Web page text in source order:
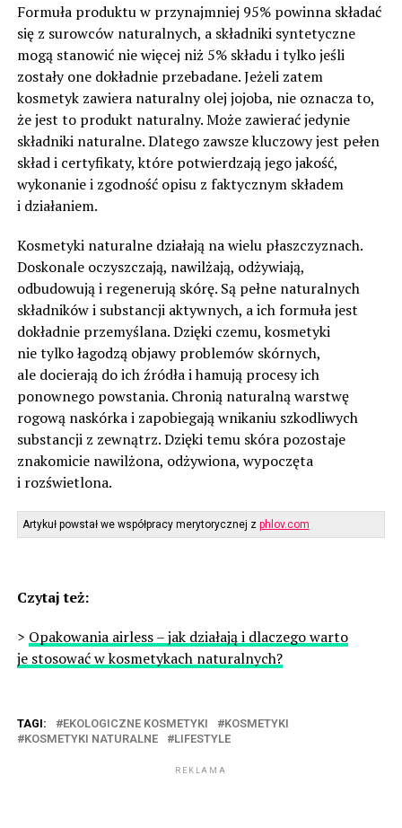
Formuła produktu w przynajmniej 95% powinna składać
się z surowców naturalnych, a składniki syntetyczne
mogą stanowić nie więcej niż 5% składu i tylko jeśli
zostały one dokładnie przebadane. Jeżeli zatem
kosmetyk zawiera naturalny olej jojoba, nie oznacza to,
że jest to produkt naturalny. Może zawierać jedynie
składniki naturalne. Dlatego zawsze kluczowy jest pełen
skład i certyfikaty, które potwierdzają jego jakość,
wykonanie i zgodność opisu z faktycznym składem
i działaniem.
Kosmetyki naturalne działają na wielu płaszczyznach.
Doskonale oczyszczają, nawilżają, odżywiają,
odbudowują i regenerują skórę. Są pełne naturalnych
składników i substancji aktywnych, a ich formuła jest
dokładnie przemyślana. Dzięki czemu, kosmetyki
nie tylko łagodzą objawy problemów skórnych,
ale docierają do ich źródła i hamują procesy ich
ponownego powstania. Chronią naturalną warstwę
rogową naskórka i zapobiegają wnikaniu szkodliwych
substancji z zewnątrz. Dzięki temu skóra pozostaje
znakomicie nawilżona, odżywiona, wypoczęta
i rozświetlona.
Artykuł powstał we współpracy merytorycznej z phlov.com
Czytaj też:
> Opakowania airless – jak działają i dlaczego warto
je stosować w kosmetykach naturalnych?
TAGI: EKOLOGICZNE KOSMETYKI
KOSMETYKI
KOSMETYKI NATURALNE
LIFESTYLE
REKLAMA